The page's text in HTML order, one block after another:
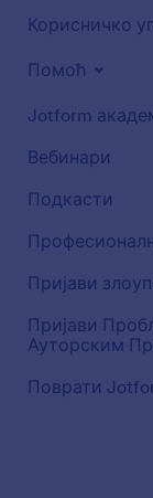
Корисничко
Помоћ
Jotform
Вебинари
Подкасти
Пријави
Пријави
Ауторским
Поврати